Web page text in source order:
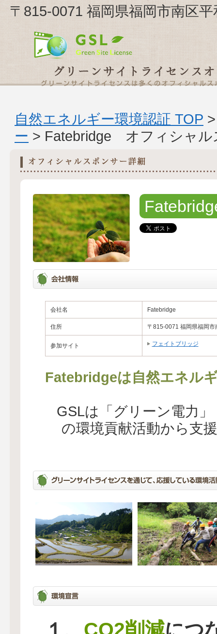
〒815-0071 福岡県福岡市南区
自然エネルギー環境認証 TOP
ー > Fatebridge オフィシャル
会社名 Fatebridge
住所 〒815-0071 福岡県福岡
参加サイト フェイトブリッジ
Fatebridgeは自然エネル
GSLは「グリーン電力
の環境貢献活動から支